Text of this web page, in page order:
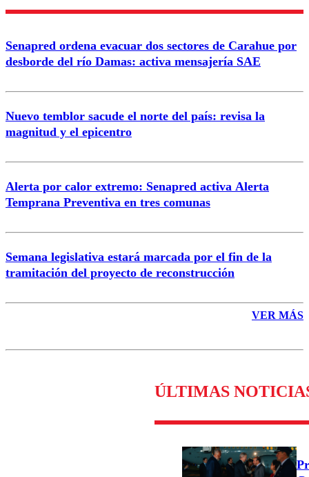
Nombre
Correo
Senapred ordena evacuar dos sectores de Carahue por
desborde del río Damas: activa mensajería SAE
Nuevo temblor sacude el norte del país: revisa la
magnitud y el epicentro
Alerta por calor extremo: Senapred activa Alerta
Temprana Preventiva en tres comunas
Semana legislativa estará marcada por el fin de la
tramitación del proyecto de reconstrucción
VER MÁS
ÚLTIMAS